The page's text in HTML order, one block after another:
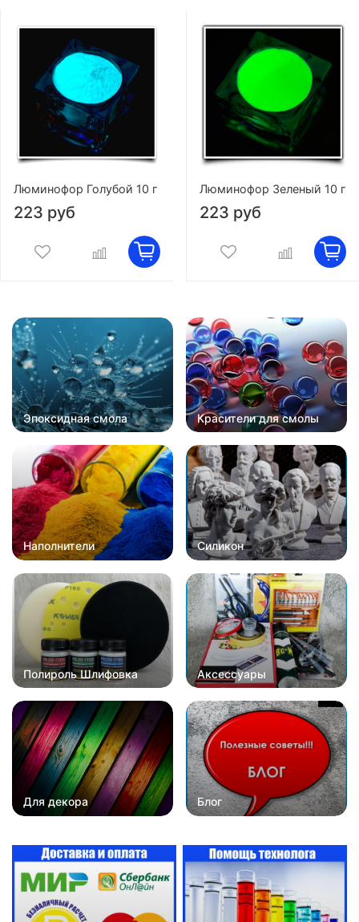
Люминофор Голубой 10 г
223 руб
Люминофор Зеленый 10 г
223 руб
Эпоксидная смола Красители для смолы
Наполнители Силикон
Полироль Шлифовка Аксессуары
Для декора Блог